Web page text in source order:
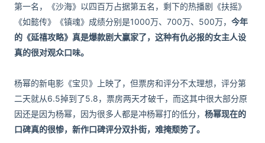
第一名，《沙海》以四百万占据第五名，剩下的热播剧《扶摇》
《如懿传》《镇魂》成绩分别是1000万、700万、500万， 今年
的《延禧攻略》真是爆款剧大赢家了，这种有仇必报的女主人设
真的很对观众口味。
杨幂的新电影《宝贝》上映了，但票房和评分不太理想，评分第
二天就从6.5掉到了5.8，票房两天才破千，而这其中很大部分原
因还是因为杨幂，因为很多人都是冲杨幂打的低分， 杨幂现在的
口碑真的很惨，新作口碑评分双扑街，难掩颓势了。